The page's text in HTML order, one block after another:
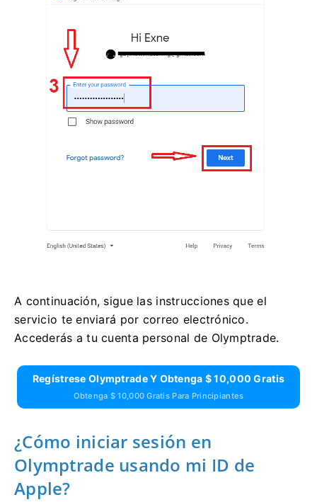
A continuación, sigue las instrucciones que el
servicio te enviará por correo electrónico.
Accederás a tu cuenta personal de Olymptrade.
Regístrese Olymptrade Y Obtenga $ 10,000 Gratis
Obtenga $ 10,000 Gratis Para Principiantes
¿Cómo iniciar sesión en
Olymptrade usando mi ID de
Apple?